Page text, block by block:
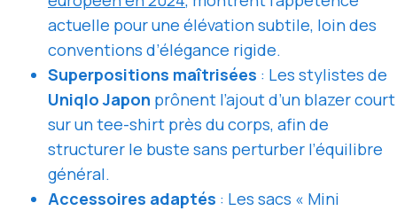
actuelle pour une élévation subtile, loin des
conventions d’élégance rigide.
Superpositions maîtrisées : Les stylistes de
Uniqlo Japon prônent l’ajout d’un blazer court
sur un tee-shirt près du corps, afin de
structurer le buste sans perturber l’équilibre
général.
Accessoires adaptés : Les sacs « Mini